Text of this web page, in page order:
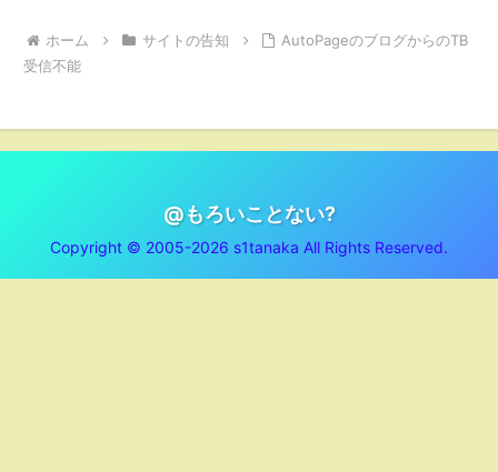
ホーム サイトの告知
AutoPageのブログからのTB
受信不能
@もろいことない?
Copyright © 2005-2026 s1tanaka All Rights Reserved.